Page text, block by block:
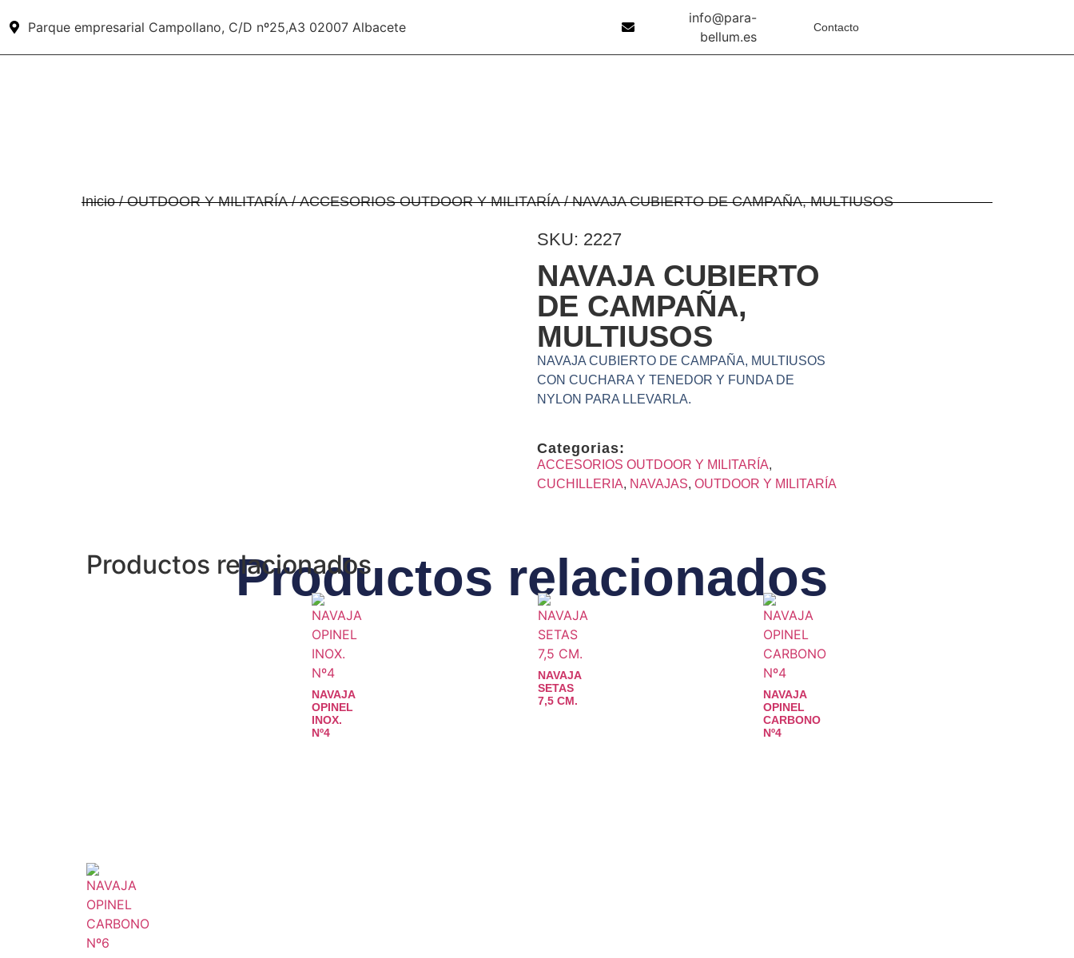
Parque empresarial Campollano, C/D nº25,A3 02007 Albacete
info@para-
bellum.es
Contacto
Inicio/OUTDOOR Y MILITARÍA/ACCESORIOS OUTDOOR Y MILITARÍA/ NAVAJA CUBIERTO DE CAMPAÑA, MULTIUSOS
SKU: 2227
NAVAJA CUBIERTO
DE CAMPAÑA,
MULTIUSOS
NAVAJA CUBIERTO DE CAMPAÑA, MULTIUSOS
CON CUCHARA Y TENEDOR Y FUNDA DE
NYLON PARA LLEVARLA.
Categorias:
ACCESORIOS OUTDOOR Y MILITARÍA,
CUCHILLERIA, NAVAJAS, OUTDOOR Y MILITARÍA
Productos relacionados
Productos relacionados
NAVAJA
OPINEL
INOX.
Nº4
NAVAJA
SETAS
7,5 CM.
NAVAJA
OPINEL
CARBONO
Nº4